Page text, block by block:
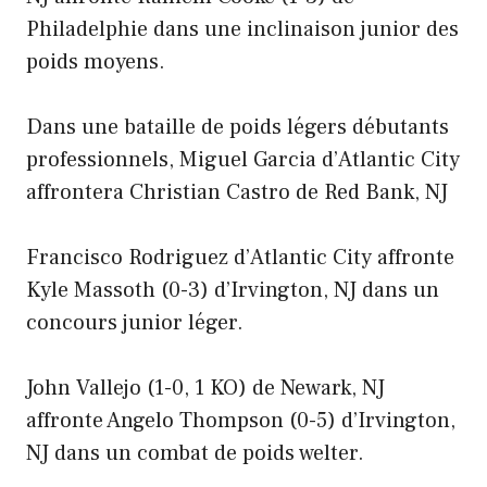
Philadelphie dans une inclinaison junior des
poids moyens.
Dans une bataille de poids légers débutants
professionnels, Miguel Garcia d’Atlantic City
affrontera Christian Castro de Red Bank, NJ
Francisco Rodriguez d’Atlantic City affronte
Kyle Massoth (0-3) d’Irvington, NJ dans un
concours junior léger.
John Vallejo (1-0, 1 KO) de Newark, NJ
affronte Angelo Thompson (0-5) d’Irvington,
NJ dans un combat de poids welter.